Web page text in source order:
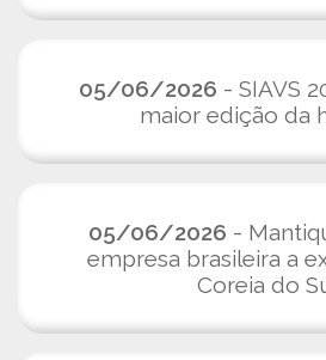
05/06/2026 - SIAVS
maior edição da
05/06/2026 -
empresa brasileira a
Coreia do